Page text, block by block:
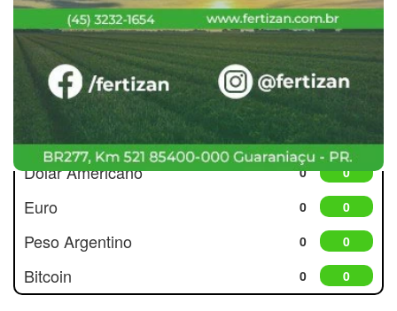
Cotações
Dólar Americano 0 0
Euro 0 0
Peso Argentino 0 0
Bitcoin 0 0